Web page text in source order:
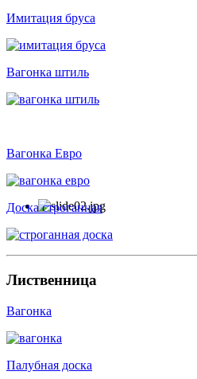
Имитация бруса
Вагонка штиль
Вагонка Евро
Доска строганная
Лиственница
Вагонка
Палубная доска